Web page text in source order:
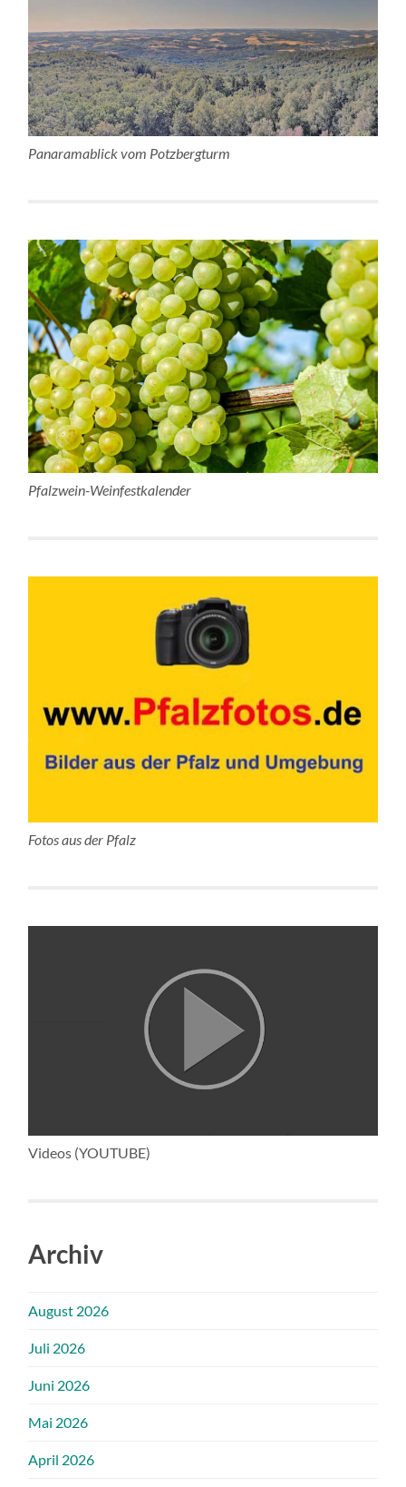
Panaramablick vom Potzbergturm
Pfalzwein-Weinfestkalender
Fotos aus der Pfalz
Videos (YOUTUBE)
Archiv
August 2026
Juli 2026
Juni 2026
Mai 2026
April 2026